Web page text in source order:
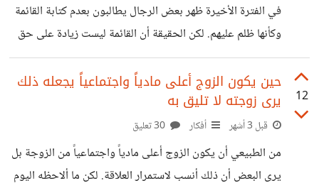
وجود ورم فبدل أن تحب نفسها وتظهر جمالها الطبيعي أصبحت
تعاني بسبب المرض وتحول تفكيرها من شكلها إلى التحاليل
والأطباء
في الفترة الأخيرة ظهر بعض الرجال يطالبون بعدم كتابة القائمة
وكأنها ظلم عليهم. لكن الحقيقة أن القائمة ليست زيادة على حق
الزوجة بل هي وسيلة لحفظ حقوقها المالية إذا لم يُدفع مهر
كامل. يتفق الزوج على شراء أثاث بدل المهر النقدي وتُكتب هذه
الأشياء في القائمة لحماية حق الزوجة إذا حدث أي خلاف.
سمعت عن امرأة وافقت على عدم كتابة القائمة ظنًا منها أن الثقة
في زوجها كافية بعد فترة وقع خلاف بينهما وانتهى بالانفصال.
عندما ذهبت إلى المحكمة تطلب
12
حين يكون الزوج أعلى مادياً واجتماعياً يجعله ذلك
يرى زوجته لا تليق به
قبل 3 أشهر أفكار
من الطبيعي أن يكون الزوج أعلى مادياً واجتماعياً من الزوجة بل
يرى البعض أن ذلك أنسب لاستمرار العلاقة. لكن ما ألاحظه اليوم